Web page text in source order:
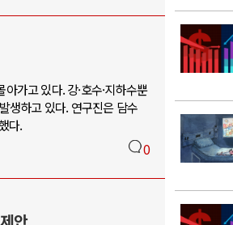
가고 있다. 강·호수·지하수뿐
생하고 있다. 연구진은 담수
다.
0